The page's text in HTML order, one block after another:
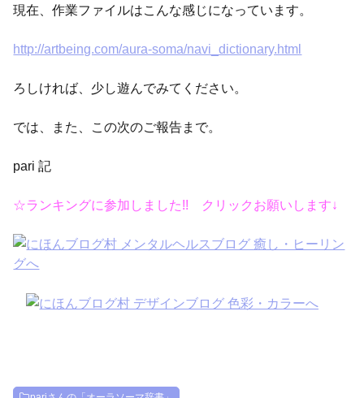
現在、作業ファイルはこんな感じになっています。
http://artbeing.com/aura-soma/navi_dictionary.html
ろしければ、少し遊んでみてください。
では、また、この次のご報告まで。
pari 記
☆ランキングに参加しました!! クリックお願いします↓